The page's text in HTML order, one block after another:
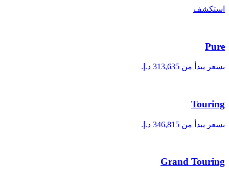
استكشف
Pure
بسعر يبدأ من ‏313,635 د.إ.‏
Touring
بسعر يبدأ من ‏346,815 د.إ.‏
Grand Touring